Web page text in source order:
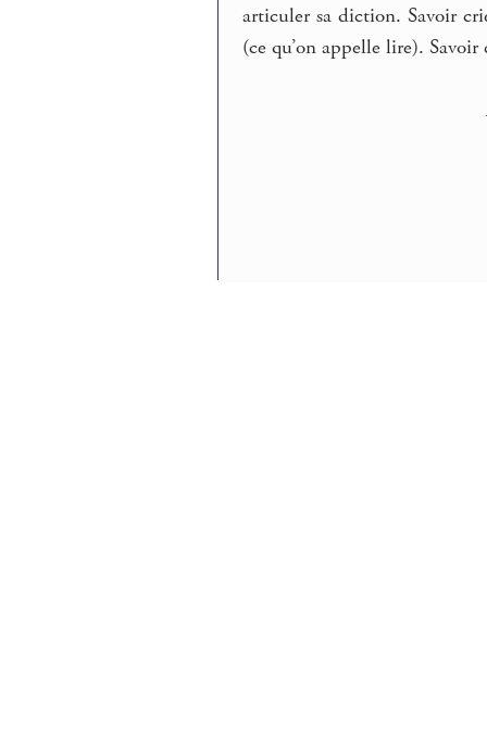
articuler sa diction. Savoir
(ce qu’on appelle lire). Savoir